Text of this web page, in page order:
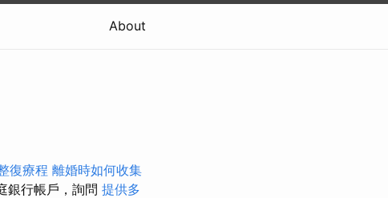
About
復療程 離婚時如何收集
銀行帳戶，詢問 提供多